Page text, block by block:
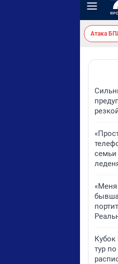
Атака
«Меня
Кубок
тур